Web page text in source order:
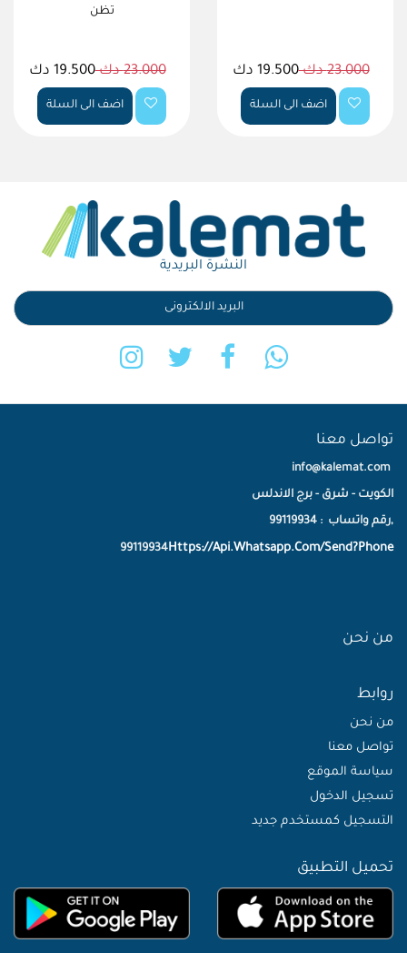
تظن
23.000 دك 19.500 دك
اضف الى السلة
23.000 دك 19.500 دك
اضف الى السلة
النشرة البريدية
تواصل معنا
info@kalemat.com
الكويت - شرق - برج الاندلس
,رقم واتساب : 99119934
Https://Api.Whatsapp.Com/Send?Phone
99119934
من نحن
روابط
من نحن
تواصل معنا
سياسة الموقع
تسجيل الدخول
التسجيل كمستخدم جديد
تحميل التطبيق